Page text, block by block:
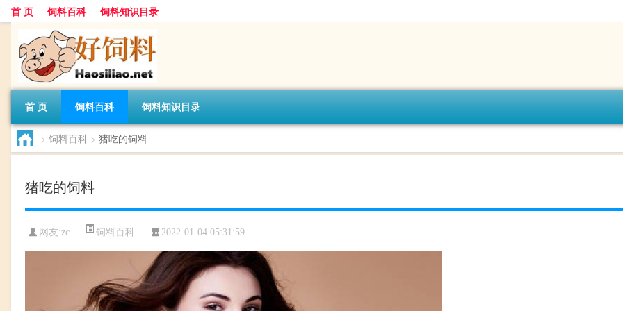
首 页 饲料百科 饲料知识目录
首 页 饲料百科 饲料知识目录
> 饲料百科 > 猪吃的饲料
猪吃的饲料
网友:zc 饲料百科 2022-01-04 05:31:59